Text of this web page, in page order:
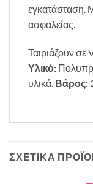
εγκατάσταση.
ασφαλείας.
Ταιριάζουν σε
Υλικό:
υλικά. Βάρος:
ΣΧΕΤΙΚΆ